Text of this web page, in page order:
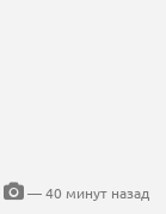
— 40 минут назад